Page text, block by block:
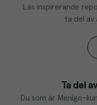
Läs inspirerande
ta del av
Ta del
Du som är Menigo-